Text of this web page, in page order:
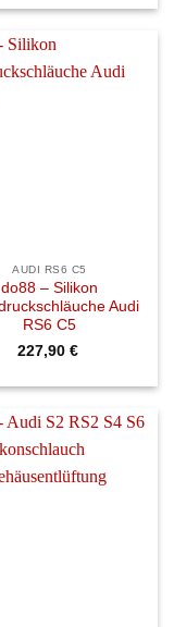
AUDI RS6 C5
do88 – Silikon
Audi
RS6 C5
227,90 €